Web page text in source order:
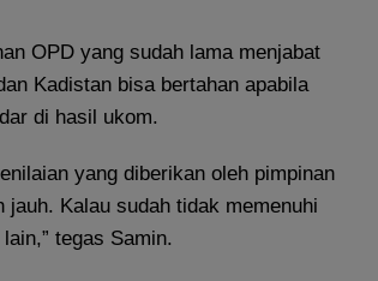
OPD yang sudah lama menjabat
Kadistan bisa bertahan apabila
di hasil ukom.
yang diberikan oleh pimpinan
Kalau sudah tidak memenuhi
tegas Samin.